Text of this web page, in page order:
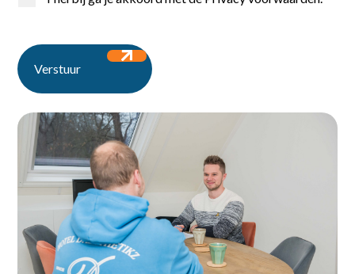
Home
Vacatures
Voor werkgevers
Over ons
Contact
Verstuur